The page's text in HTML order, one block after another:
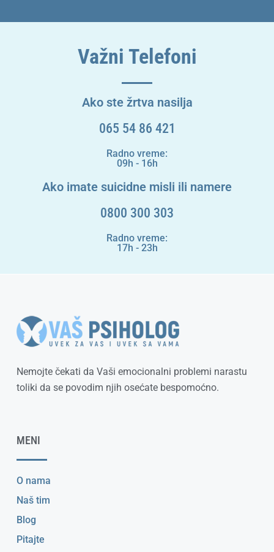
Važni Telefoni
Ako ste žrtva nasilja
065 54 86 421
Radno vreme:
09h - 16h
Ako imate suicidne misli ili namere
0800 300 303
Radno vreme:
17h - 23h
Nemojte čekati da Vaši emocionalni problemi narastu
toliki da se povodim njih osećate bespomoćno.
MENI
O nama
Naš tim
Blog
Pitajte